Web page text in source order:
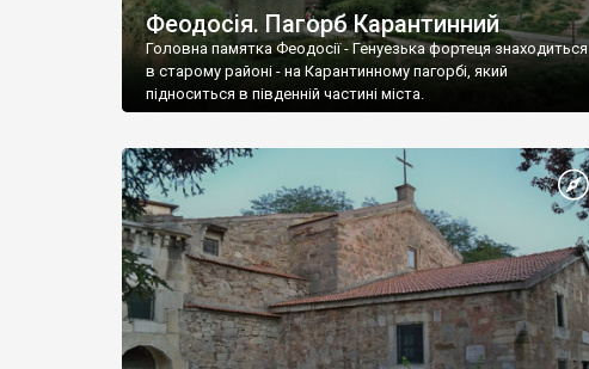
Феодосія. Пагорб Карантинний
Головна памятка Феодосії - Генуезька фортеця знаходиться
в старому районі - на Карантинному пагорбі, який
підноситься в південній частині міста.